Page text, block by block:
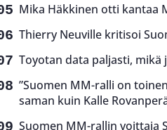
Mika Häkkinen otti kantaa
Thierry Neuville kritisoi
Toyotan data paljasti,
”Suomen MM-ralli on
saman kuin Kalle
Suomen MM-rallin voittaja